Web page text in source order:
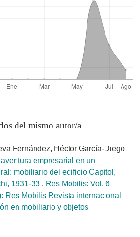
del mismo autor/a
Fernández, Héctor García-Diego
empresarial en un
mobiliario del edificio Capitol,
1931-33 , Res Mobilis: Vol. 6
Res Mobilis Revista internacional
en mobiliario y objetos